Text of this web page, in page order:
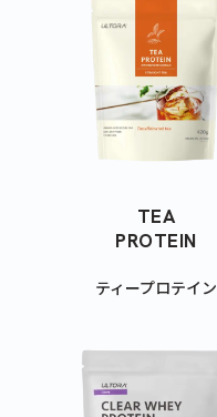
TEA
PROTEIN
ティープロテイン